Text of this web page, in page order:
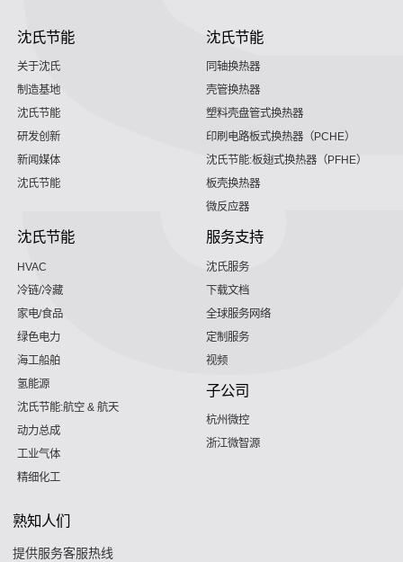
沈氏节能
关于沈氏
制造基地
沈氏节能
研发创新
新闻媒体
沈氏节能
沈氏节能
同轴换热器
壳管换热器
塑料壳盘管式换热器
印刷电路板式换热器（PCHE）
沈氏节能:板翅式换热器（PFHE）
板壳换热器
微反应器
沈氏节能
HVAC
冷链/冷藏
家电/食品
绿色电力
海工船舶
氢能源
沈氏节能:航空 & 航天
动力总成
工业气体
精细化工
服务支持
沈氏服务
下载文档
全球服务网络
定制服务
视频
子公司
杭州微控
浙江微智源
熟知人们
提供服务客服热线